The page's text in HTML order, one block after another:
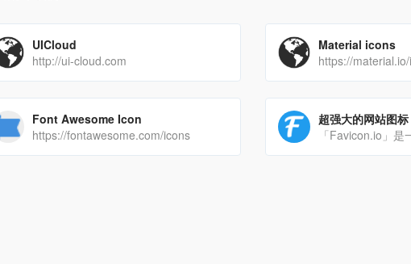
UICloud
http://ui-cloud.com
Material icons
https://
Font Awesome Icon
https://fontawesome.com/icons
超强大的网站图
「Favicon.io」是